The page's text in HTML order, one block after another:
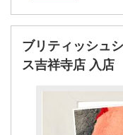
ブリティッシュ
ス吉祥寺店 入店